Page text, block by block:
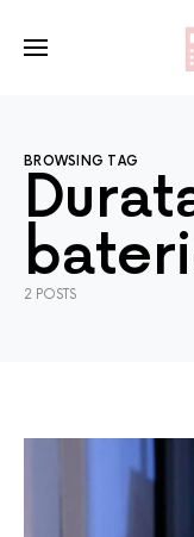
BROWSING TAG
2 POSTS